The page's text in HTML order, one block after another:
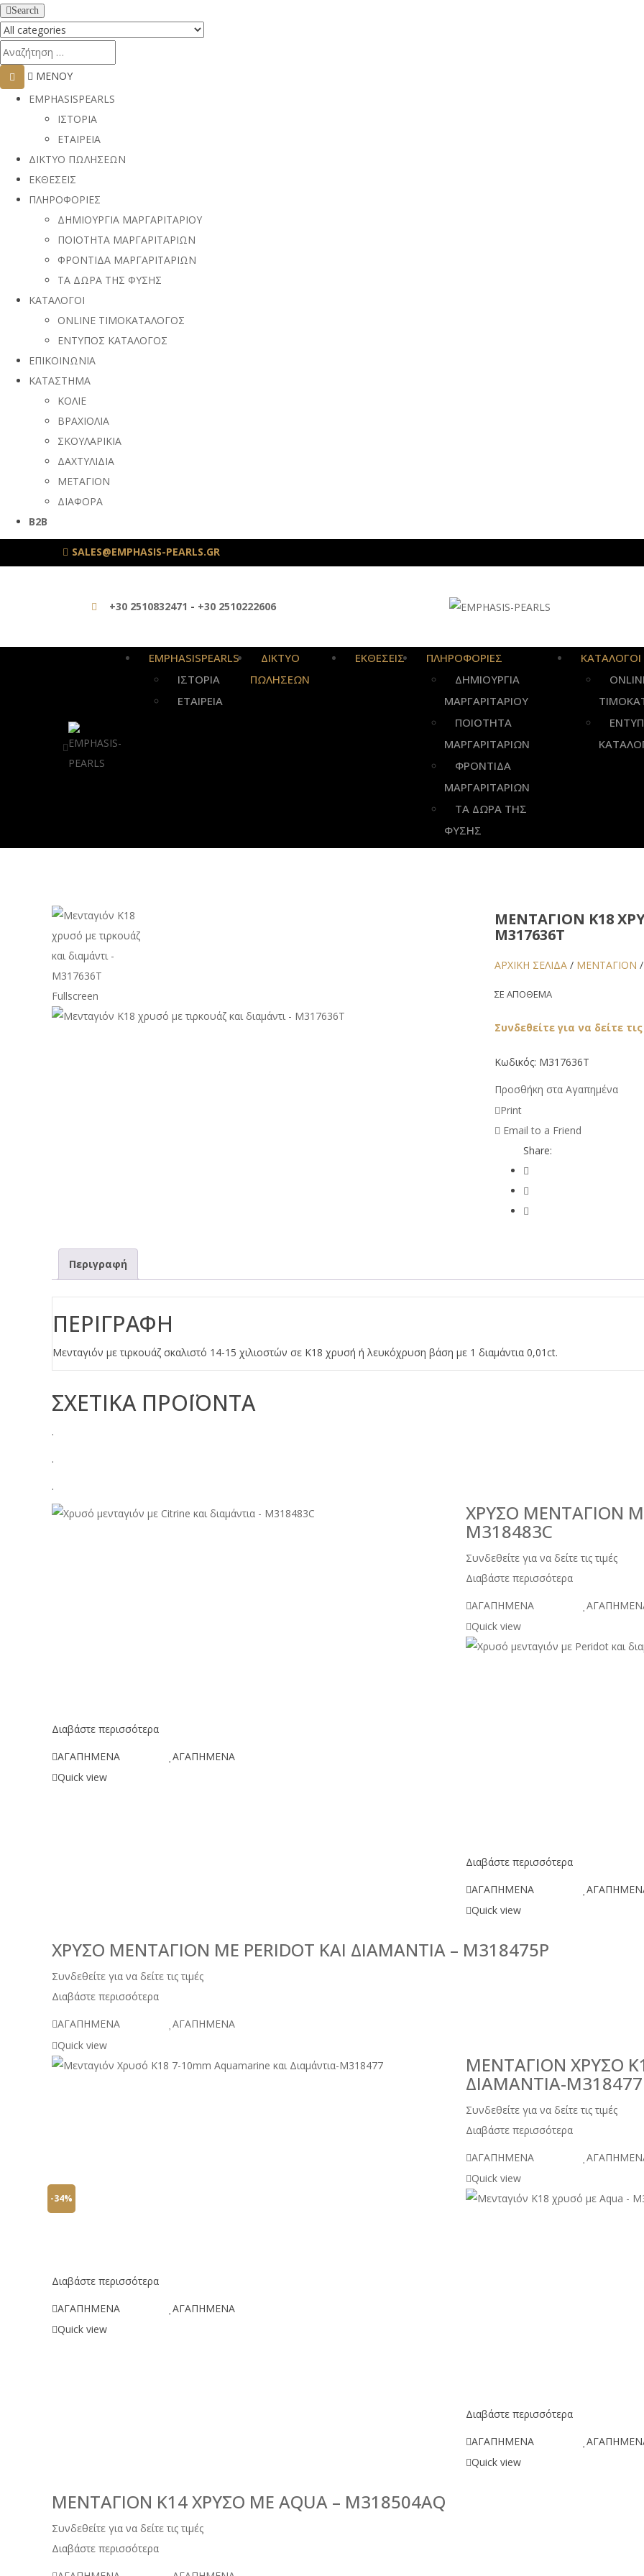
Search
ΜΕΝΟΥ
EMPHASISPEARLS
ΙΣΤΟΡΙΑ
ΕΤΑΙΡΕΙΑ
ΔΙΚΤΥΟ ΠΩΛΗΣΕΩΝ
ΕΚΘΕΣΕΙΣ
ΠΛΗΡΟΦΟΡΙΕΣ
ΔΗΜΙΟΥΡΓΙΑ ΜΑΡΓΑΡΙΤΑΡΙΟΥ
ΠΟΙΟΤΗΤΑ ΜΑΡΓΑΡΙΤΑΡΙΩΝ
ΦΡΟΝΤΙΔΑ ΜΑΡΓΑΡΙΤΑΡΙΩΝ
ΤΑ ΔΩΡΑ ΤΗΣ ΦΥΣΗΣ
ΚΑΤΑΛΟΓΟΙ
ONLINE ΤΙΜΟΚΑΤΑΛΟΓΟΣ
ΕΝΤΥΠΟΣ ΚΑΤΑΛΟΓΟΣ
ΕΠΙΚΟΙΝΩΝΙΑ
ΚΑΤΑΣΤΗΜΑ
ΚΟΛΙΕ
ΒΡΑΧΙΟΛΙΑ
ΣΚΟΥΛΑΡΙΚΙΑ
ΔΑΧΤΥΛΙΔΙΑ
ΜΕΤΑΓΙΟΝ
ΔΙΑΦΟΡΑ
B2B
SALES@EMPHASIS-PEARLS.GR
+30 2510832471 - +30 2510222606
EMPHASISPEARLS
ΙΣΤΟΡΙΑ
ΕΤΑΙΡΕΙΑ
ΔΙΚΤΥΟ
ΠΩΛΗΣΕΩΝ
ΕΚΘΕΣΕΙΣ
ΠΛΗΡΟΦΟΡΙΕΣ
ΔΗΜΙΟΥΡΓΙΑ
ΜΑΡΓΑΡΙΤΑΡΙΟΥ
ΠΟΙΟΤΗΤΑ
ΜΑΡΓΑΡΙΤΑΡΙΩΝ
ΦΡΟΝΤΙΔΑ
ΜΑΡΓΑΡΙΤΑΡΙΩΝ
ΤΑ ΔΩΡΑ ΤΗΣ
ΦΥΣΗΣ
ΚΑΤΑΛΟΓΟΙ
Fullscreen
ΜΕΝΤΑΓΙΌΝ Κ18
M317636Τ
ΑΡΧΙΚΉ ΣΕΛΊΔΑ / ΜΕΝΤΑΓΙΟΝ
ΣΕ ΑΠΟΘΕΜΑ
Συνδεθείτε για να δείτε
Κωδικός: M317636Τ
Προσθήκη στα Αγαπημένα
Print
Email to a Friend
Share:
Περιγραφή
ΠΕΡΙΓΡΑΦΉ
Μενταγιόν με τιρκουάζ σκαλιστό 14-15 χιλιοστών σε Κ18 χρυσή ή λευκόχρυση βάση με 1 διαμάντια 0,01ct.
ΣΧΕΤΙΚΑ ΠΡΟΪΟΝΤΑ
.
.
.
Διαβάστε περισσότερα
ΑΓΑΠΗΜΕΝΑ
ΑΓΑΠΗΜΕΝΑ
Quick view
ΧΡΥΣΌ ΜΕΝΤΑΓΙΌΝ
M318483C
Συνδεθείτε για να δείτε τις τιμές
Διαβάστε περισσότερα
ΑΓΑΠΗΜΕΝΑ
Quick view
Διαβάστε περισσότερα
ΑΓΑΠΗΜΕΝΑ
Quick view
ΧΡΥΣΌ ΜΕΝΤΑΓΙΌΝ ΜΕ PERIDOT ΚΑΙ ΔΙΑΜΆΝΤΙΑ – M318475P
Συνδεθείτε για να δείτε τις τιμές
Διαβάστε περισσότερα
ΑΓΑΠΗΜΕΝΑ
ΑΓΑΠΗΜΕΝΑ
Quick view
Διαβάστε περισσότερα
ΑΓΑΠΗΜΕΝΑ
ΑΓΑΠΗΜΕΝΑ
Quick view
ΜΕΝΤΑΓΙΌΝ ΧΡΥΣΌ
ΔΙΑΜΆΝΤΙΑ-M318477
Συνδεθείτε για να δείτε τις τιμές
Διαβάστε περισσότερα
ΑΓΑΠΗΜΕΝΑ
Quick view
-34%
Διαβάστε περισσότερα
ΑΓΑΠΗΜΕΝΑ
Quick view
ΜΕΝΤΑΓΙΌΝ Κ14 ΧΡΥΣΌ ΜΕ AQUA – M318504AQ
Συνδεθείτε για να δείτε τις τιμές
Διαβάστε περισσότερα